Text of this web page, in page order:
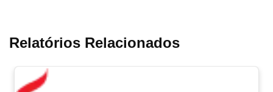
Relatórios Relacionados